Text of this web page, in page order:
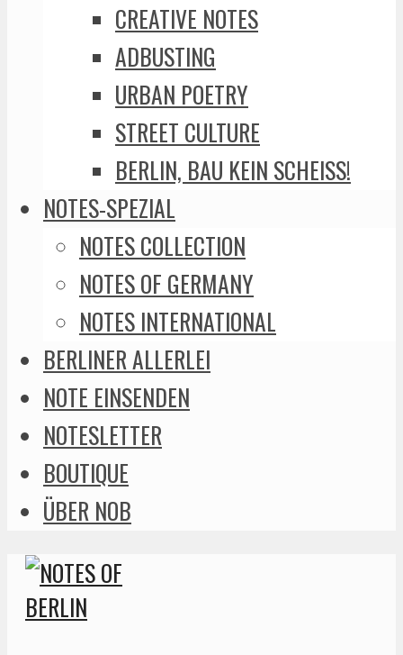
CREATIVE NOTES
ADBUSTING
URBAN POETRY
STREET CULTURE
BERLIN, BAU KEIN SCHEISS!
NOTES-SPEZIAL
NOTES COLLECTION
NOTES OF GERMANY
NOTES INTERNATIONAL
BERLINER ALLERLEI
NOTE EINSENDEN
NOTESLETTER
BOUTIQUE
ÜBER NOB